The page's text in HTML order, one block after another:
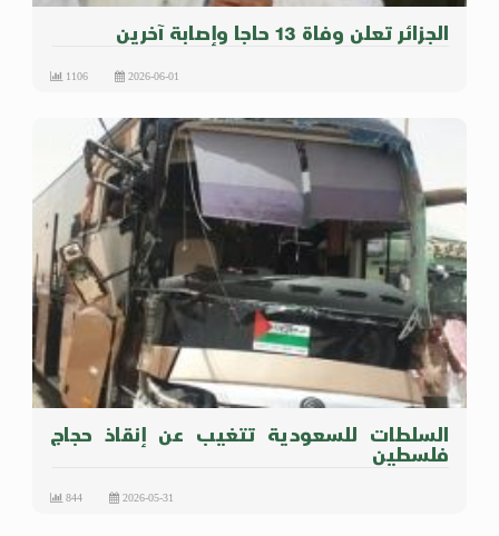
الجزائر تعلن وفاة 13 حاجا وإصابة آخرين
2026-06-01
1106
السلطات للسعودية تتغيب عن إنقاذ حجاج
فلسطين
2026-05-31
844